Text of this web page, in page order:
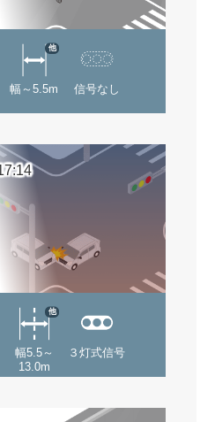
幅～5.5m
他
信号なし
幅5.5～
13.0m
他
３灯式信号